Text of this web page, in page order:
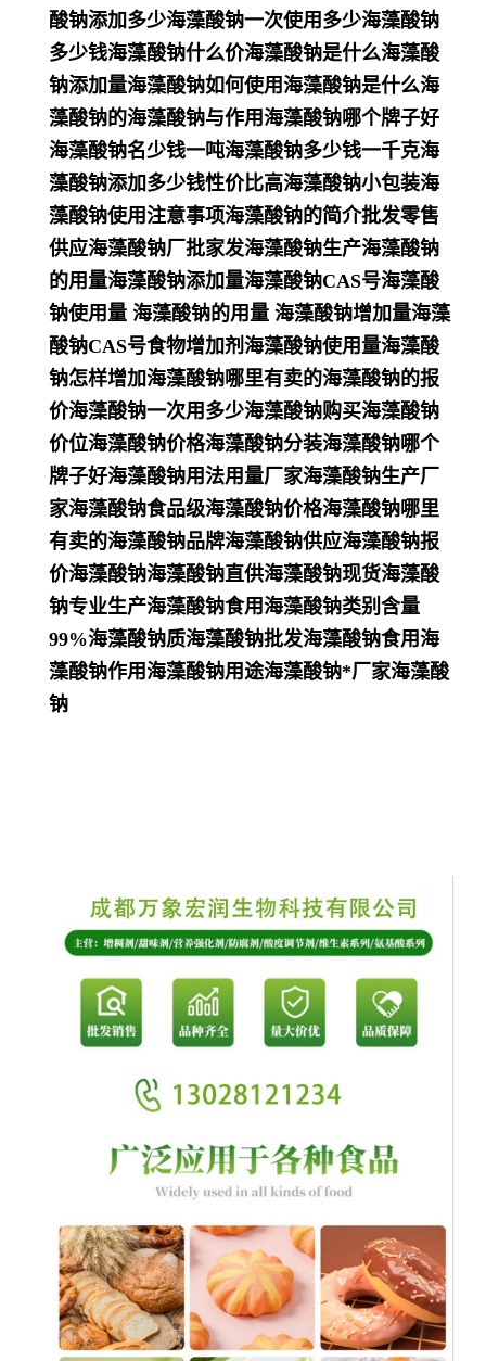
酸钠添加多少海藻酸钠一次使用多少海藻酸钠
多少钱海藻酸钠什么价海藻酸钠是什么海藻酸
钠添加量海藻酸钠如何使用海藻酸钠是什么海
藻酸钠的海藻酸钠与作用海藻酸钠哪个牌子好
海藻酸钠名少钱一吨海藻酸钠多少钱一千克海
藻酸钠添加多少钱性价比高海藻酸钠小包装海
藻酸钠使用注意事项海藻酸钠的简介批发零售
供应海藻酸钠厂批家发海藻酸钠生产海藻酸钠
的用量海藻酸钠添加量海藻酸钠CAS号海藻酸
钠使用量 海藻酸钠的用量 海藻酸钠增加量海藻
酸钠CAS号食物增加剂海藻酸钠使用量海藻酸
钠怎样增加海藻酸钠哪里有卖的海藻酸钠的报
价海藻酸钠一次用多少海藻酸钠购买海藻酸钠
价位海藻酸钠价格海藻酸钠分装海藻酸钠哪个
牌子好海藻酸钠用法用量厂家海藻酸钠生产厂
家海藻酸钠食品级海藻酸钠价格海藻酸钠哪里
有卖的海藻酸钠品牌海藻酸钠供应海藻酸钠报
价海藻酸钠海藻酸钠直供海藻酸钠现货海藻酸
钠专业生产海藻酸钠食用海藻酸钠类别含量
99%海藻酸钠质海藻酸钠批发海藻酸钠食用海
藻酸钠作用海藻酸钠用途海藻酸钠*厂家海藻酸
钠